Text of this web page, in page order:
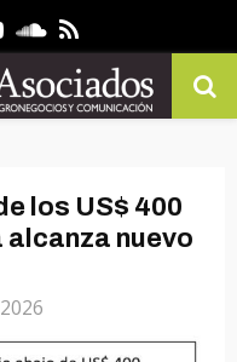
YoutubeSoundcloud
Rss
los US$ 400
alcanza nuevo